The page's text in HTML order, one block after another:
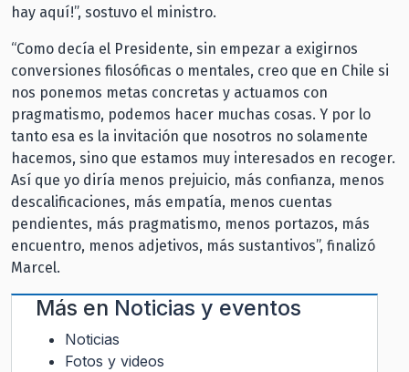
hay aquí!”, sostuvo el ministro.
“Como decía el Presidente, sin empezar a exigirnos
conversiones filosóficas o mentales, creo que en Chile si
nos ponemos metas concretas y actuamos con
pragmatismo, podemos hacer muchas cosas. Y por lo
tanto esa es la invitación que nosotros no solamente
hacemos, sino que estamos muy interesados en recoger.
Así que yo diría menos prejuicio, más confianza, menos
descalificaciones, más empatía, menos cuentas
pendientes, más pragmatismo, menos portazos, más
encuentro, menos adjetivos, más sustantivos”, finalizó
Marcel.
Más en Noticias y eventos
Noticias
Fotos y videos